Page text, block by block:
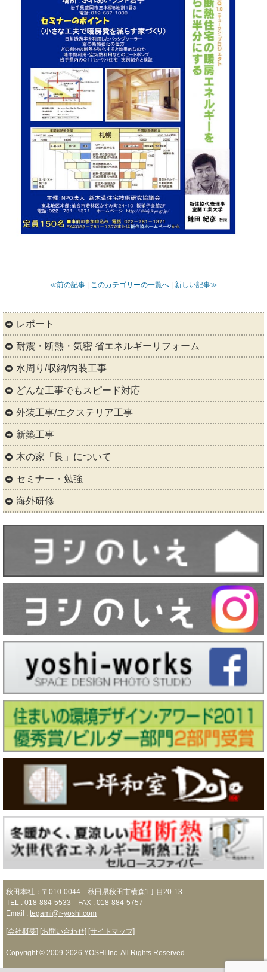
≪前の記事 | このカテゴリーの一覧へ | 新しい記事≫
レポート
耐震・断熱・気密 省エネルギーリフォーム
水周り/収納/内装工事
どんな工事でもスピード対応
外装工事/エクステリア工事
新築工事
木の家「良」について
セミナー・勉強
海外研修
秋田本社：〒010-0044 秋田県秋田市横森1丁目20-13
TEL : 018-884-5533 FAX : 018-884-5757
Email : tegami@r-yoshi.com
[会社概要] [お問い合わせ] [サイトマップ]
Copyright © 2009-2026 YOSHI Inc. All Rights Reserved.